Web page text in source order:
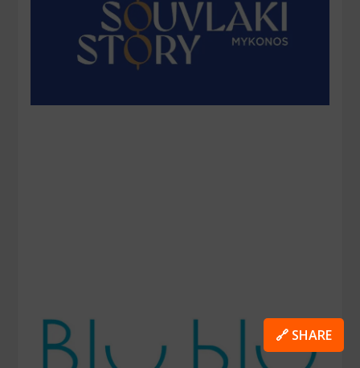
🔗 SHARE